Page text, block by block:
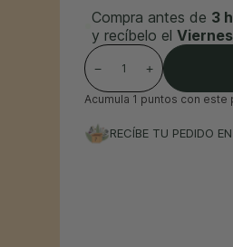
Compra antes de 3
y recíbelo el
− +
Acumula 1 puntos con este
RECÍBE TU PEDIDO